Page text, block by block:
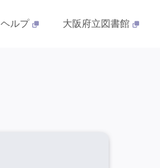
ヘルプ 大阪府立図書館